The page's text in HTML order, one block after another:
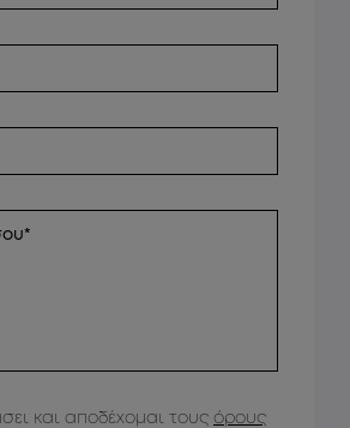
και αποδέχομαι τους όρους